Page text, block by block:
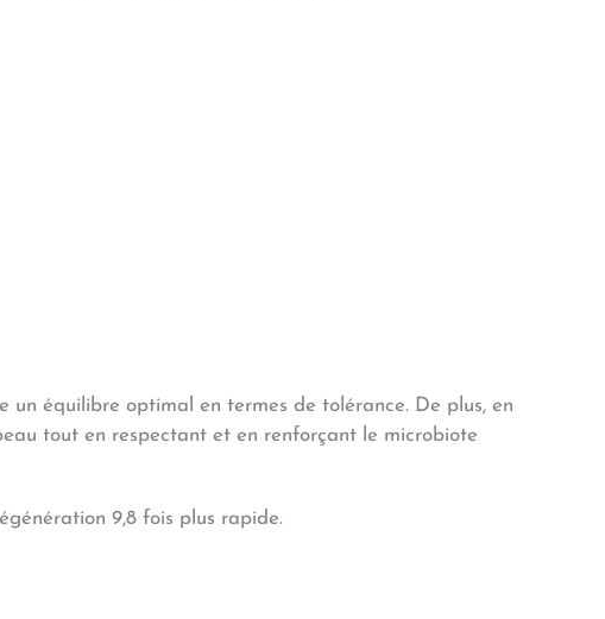
équilibre optimal en termes de tolérance. De plus, en
tout en respectant et en renforçant le microbiote
9,8 fois plus rapide.